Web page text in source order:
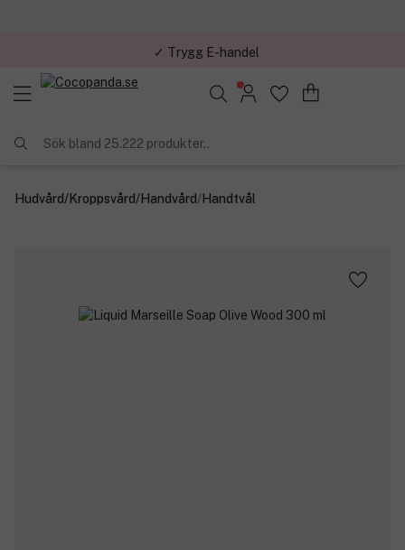
✓ Trygg E-handel
Sök bland 25.222 produkter..
Hudvård/Kroppsvård/Handvård/Handtvål